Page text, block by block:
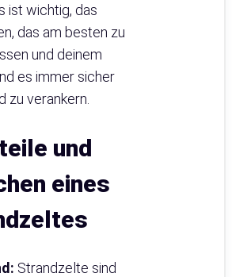
ist wichtig, das
das am besten zu
und deinem
es immer sicher
zu verankern.
und
eines
Strandzelte sind